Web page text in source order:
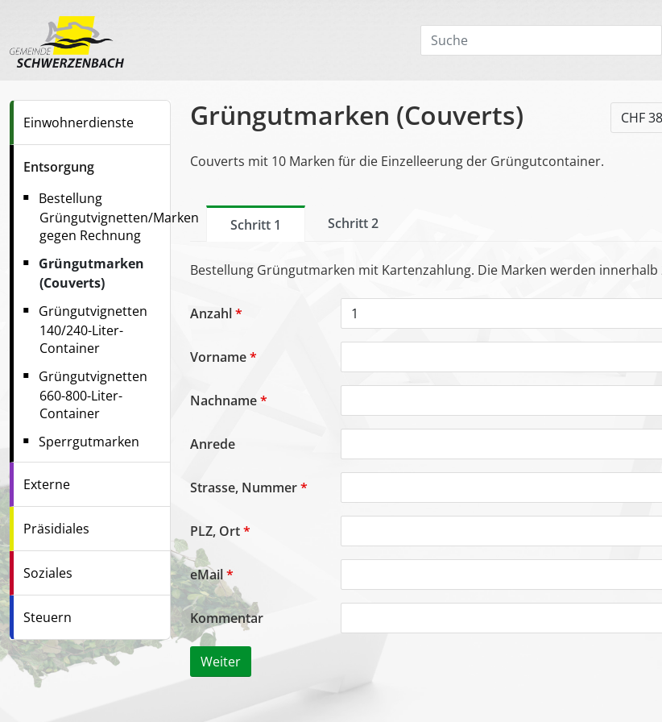
Einwohnerdienste
Entsorgung
Bestellung
Grüngutvignetten/Marken
gegen Rechnung
Grüngutmarken
(Couverts)
Grüngutvignetten
140/240-Liter-
Container
Grüngutvignetten
660-800-Liter-
Container
Sperrgutmarken
Externe
Präsidiales
Soziales
Steuern
Grüngutmarken (Couverts) CHF
Couverts mit 10 Marken für die Einzelleerung der Grüngutcontainer.
Schritt 1 Schritt 2
Bestellung Grüngutmarken mit Kartenzahlung. Die Marken werden
Anzahl*
Vorname*
Nachname*
Anrede
Strasse, Nummer*
PLZ, Ort*
eMail*
Kommentar
Weiter